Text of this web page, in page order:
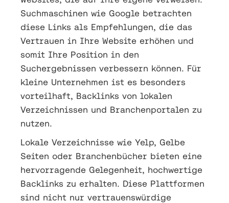
Suchmaschinen wie Google betrachten
diese Links als Empfehlungen, die das
Vertrauen in Ihre Website erhöhen und
somit Ihre Position in den
Suchergebnissen verbessern können. Für
kleine Unternehmen ist es besonders
vorteilhaft, Backlinks von lokalen
Verzeichnissen und Branchenportalen zu
nutzen.
Lokale Verzeichnisse wie Yelp, Gelbe
Seiten oder Branchenbücher bieten eine
hervorragende Gelegenheit, hochwertige
Backlinks zu erhalten. Diese Plattformen
sind nicht nur vertrauenswürdige